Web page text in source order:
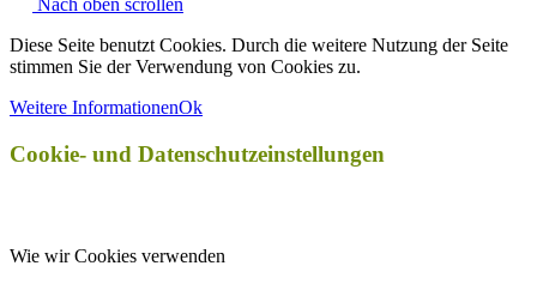
Nach oben scrollen
Diese Seite benutzt Cookies. Durch die weitere Nutzung der Seite
stimmen Sie der Verwendung von Cookies zu.
Weitere InformationenOk
Cookie- und Datenschutzeinstellungen
Wie wir Cookies verwenden